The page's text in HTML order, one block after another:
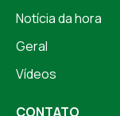
Notícia da hora
Geral
Vídeos
CONTATO